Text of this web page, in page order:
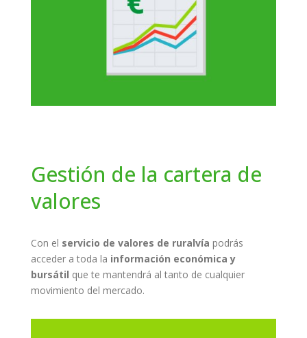
Gestión de la cartera de
valores
Con el servicio de valores de ruralvía podrás
acceder a toda la información económica y
bursátil que te mantendrá al tanto de cualquier
movimiento del mercado.